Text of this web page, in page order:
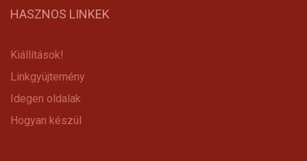
HASZNOS LINKEK
Kiállítások!
Linkgyüjtemény
Idegen oldalak
Hogyan készül